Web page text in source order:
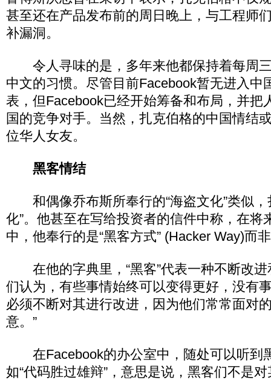
甚至还在产品发布前的周日晚上，与工程师
补漏洞。
令人寻味的是，多年来他都保持着每周
中文的习惯。尽管目前Facebook暂无进入中
表，但Facebook已经开始筹备和布局，并把
国的竞争对手。当然，扎克伯格的中国情结
位华人女友。
黑客情结
和偶像乔布斯所奉行的“海盗文化”类似，
化”。他甚至在写给投资者的信件中称，在将
中，他奉行的是“黑客方式” (Hacker Way)而
在他的字典里，“黑客”代表一种不断改进
们认为，有些事情始终可以变得更好，没有
必须不断对其进行改进，因为他们常常面对
意。”
在Facebook的办公室中，随处可以听到
如“代码胜过雄辩”，意思是说，黑客们不是